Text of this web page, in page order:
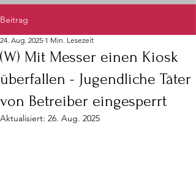
Beitrag
(W) Mit Messer einen Kiosk
überfallen - Jugendliche Täter
von Betreiber eingesperrt
24. Aug. 2025 1 Min. Lesezeit
Aktualisiert: 26. Aug. 2025